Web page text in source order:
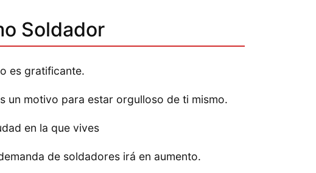
Soldador
es gratificante.
un motivo para estar orgulloso de ti mismo.
en la que vives
de soldadores irá en aumento.